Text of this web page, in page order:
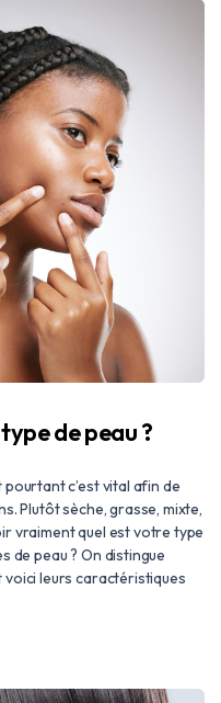
de peau ?
c’est vital afin de
Plutôt sèche, grasse, mixte,
vraiment quel est votre type
de peau ? On distingue
leurs caractéristiques